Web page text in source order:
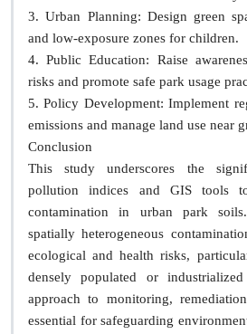
3. Urban Planning: Design green
and low-exposure zones for children.
4. Public Education: Raise
risks and promote safe park usage
5. Policy Development: Implement
emissions and manage land use near
Conclusion
This study underscores the
pollution indices and GIS tools
contamination in urban park
spatially heterogeneous
ecological and health risks,
densely populated or
approach to monitoring,
essential for safeguarding